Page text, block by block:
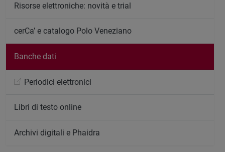
Risorse elettroniche: novità e trial
cerCa’ e catalogo Polo Veneziano
Banche dati
Periodici elettronici
Libri di testo online
Archivi digitali e Phaidra